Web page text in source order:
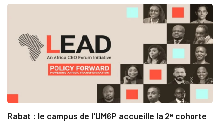
Rabat : le campus de l'UM6P accueille la 2ᵉ cohorte